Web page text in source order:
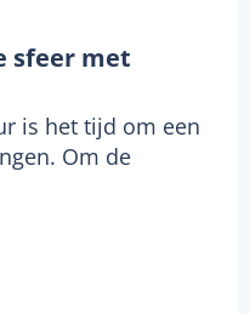
sfeer met
is het tijd om een
Om de